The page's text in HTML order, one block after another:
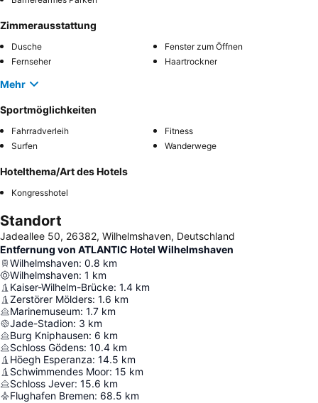
Zimmerausstattung
Dusche
Fenster zum Öffnen
Fernseher
Haartrockner
Mehr
Sportmöglichkeiten
Fahrradverleih
Fitness
Surfen
Wanderwege
Hotelthema/Art des Hotels
Kongresshotel
Standort
Jadeallee 50, 26382, Wilhelmshaven, Deutschland
Entfernung von ATLANTIC Hotel Wilhelmshaven
Wilhelmshaven: 0.8 km
Wilhelmshaven: 1 km
Kaiser-Wilhelm-Brücke: 1.4 km
Zerstörer Mölders: 1.6 km
Marinemuseum: 1.7 km
Jade-Stadion: 3 km
Burg Kniphausen: 6 km
Schloss Gödens: 10.4 km
Höegh Esperanza: 14.5 km
Schwimmendes Moor: 15 km
Schloss Jever: 15.6 km
Flughafen Bremen: 68.5 km